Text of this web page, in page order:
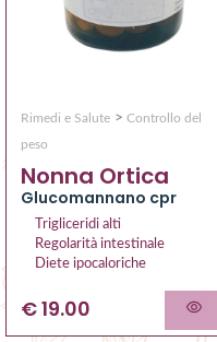
Rimedi e Salute > Controllo del
peso
Nonna Ortica
Glucomannano cpr
Trigliceridi alti
Regolarità intestinale
Diete ipocaloriche
€ 19.00